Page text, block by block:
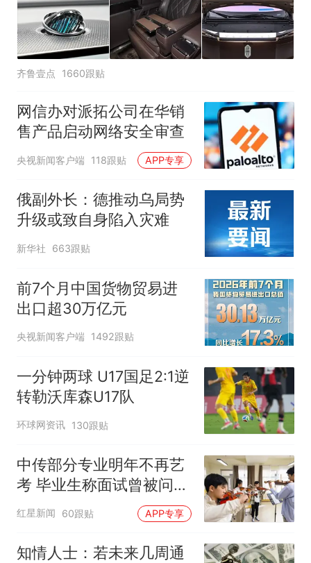
齐鲁壹点 1660跟贴
网信办对派拓公司在华销
售产品启动网络安全审查
央视新闻客户端 118跟贴 APP专享
俄副外长：德推动乌局势
升级或致自身陷入灾难
新华社 663跟贴
前7个月中国货物贸易进
出口超30万亿元
央视新闻客户端 1492跟贴
一分钟两球 U17国足2:1逆
转勒沃库森U17队
环球网资讯 130跟贴
中传部分专业明年不再艺
考 毕业生称面试曾被问
“如何策划晚会” 专家：遏
制“艺考捷径化”
红星新闻 60跟贴 APP专享
知情人士：若未来几周通